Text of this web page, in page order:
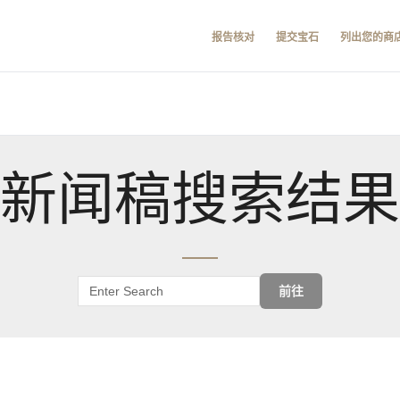
报告核对 提交宝石 列出您的商
新闻稿搜索结果
前往